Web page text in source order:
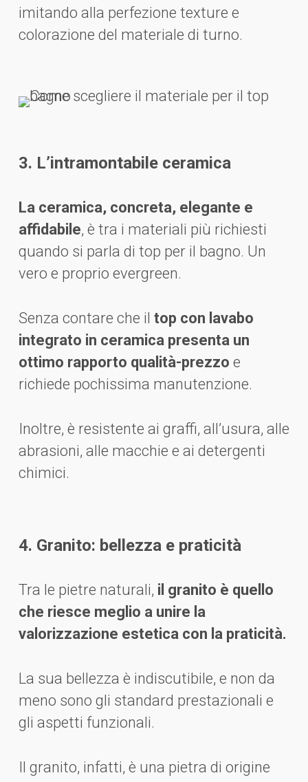
imitando alla perfezione texture e
colorazione del materiale di turno.
3. L’intramontabile ceramica
La ceramica, concreta, elegante e
affidabile, è tra i materiali più richiesti
quando si parla di top per il bagno. Un
vero e proprio evergreen.
Senza contare che il top con lavabo
integrato in ceramica presenta un
ottimo rapporto qualità-prezzo e
richiede pochissima manutenzione.
Inoltre, è resistente ai graffi, all’usura, alle
abrasioni, alle macchie e ai detergenti
chimici.
4. Granito: bellezza e praticità
Tra le pietre naturali, il granito è quello
che riesce meglio a unire la
valorizzazione estetica con la praticità.
La sua bellezza è indiscutibile, e non da
meno sono gli standard prestazionali e
gli aspetti funzionali.
Il granito, infatti, è una pietra di origine